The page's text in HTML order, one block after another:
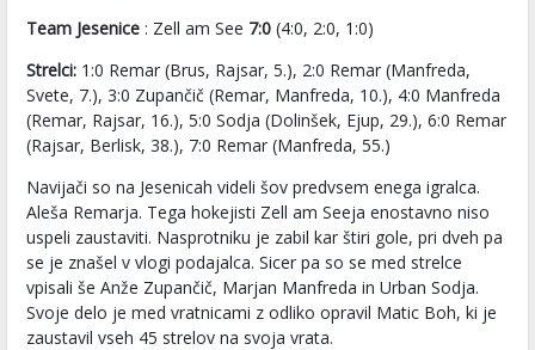
Team Jesenice : Zell am See 7:0 (4:0, 2:0, 1:0)
Strelci: 1:0 Remar (Brus, Rajsar, 5.), 2:0 Remar (Manfreda,
Svete, 7.), 3:0 Zupančič (Remar, Manfreda, 10.), 4:0 Manfreda
(Remar, Rajsar, 16.), 5:0 Sodja (Dolinšek, Ejup, 29.), 6:0 Remar
(Rajsar, Berlisk, 38.), 7:0 Remar (Manfreda, 55.)
Navijači so na Jesenicah videli šov predvsem enega igralca.
Aleša Remarja. Tega hokejisti Zell am Seeja enostavno niso
uspeli zaustaviti. Nasprotniku je zabil kar štiri gole, pri dveh pa
se je znašel v vlogi podajalca. Sicer pa so se med strelce
vpisali še Anže Zupančič, Marjan Manfreda in Urban Sodja.
Svoje delo je med vratnicami z odliko opravil Matic Boh, ki je
zaustavil vseh 45 strelov na svoja vrata.